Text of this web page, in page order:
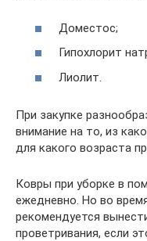
Доместос;
Гипохлорит
Лиолит.
При закупке
внимание на то, из
для какого возраста
Ковры при уборке в
ежедневно. Но во
рекомендуется
проветривания, если